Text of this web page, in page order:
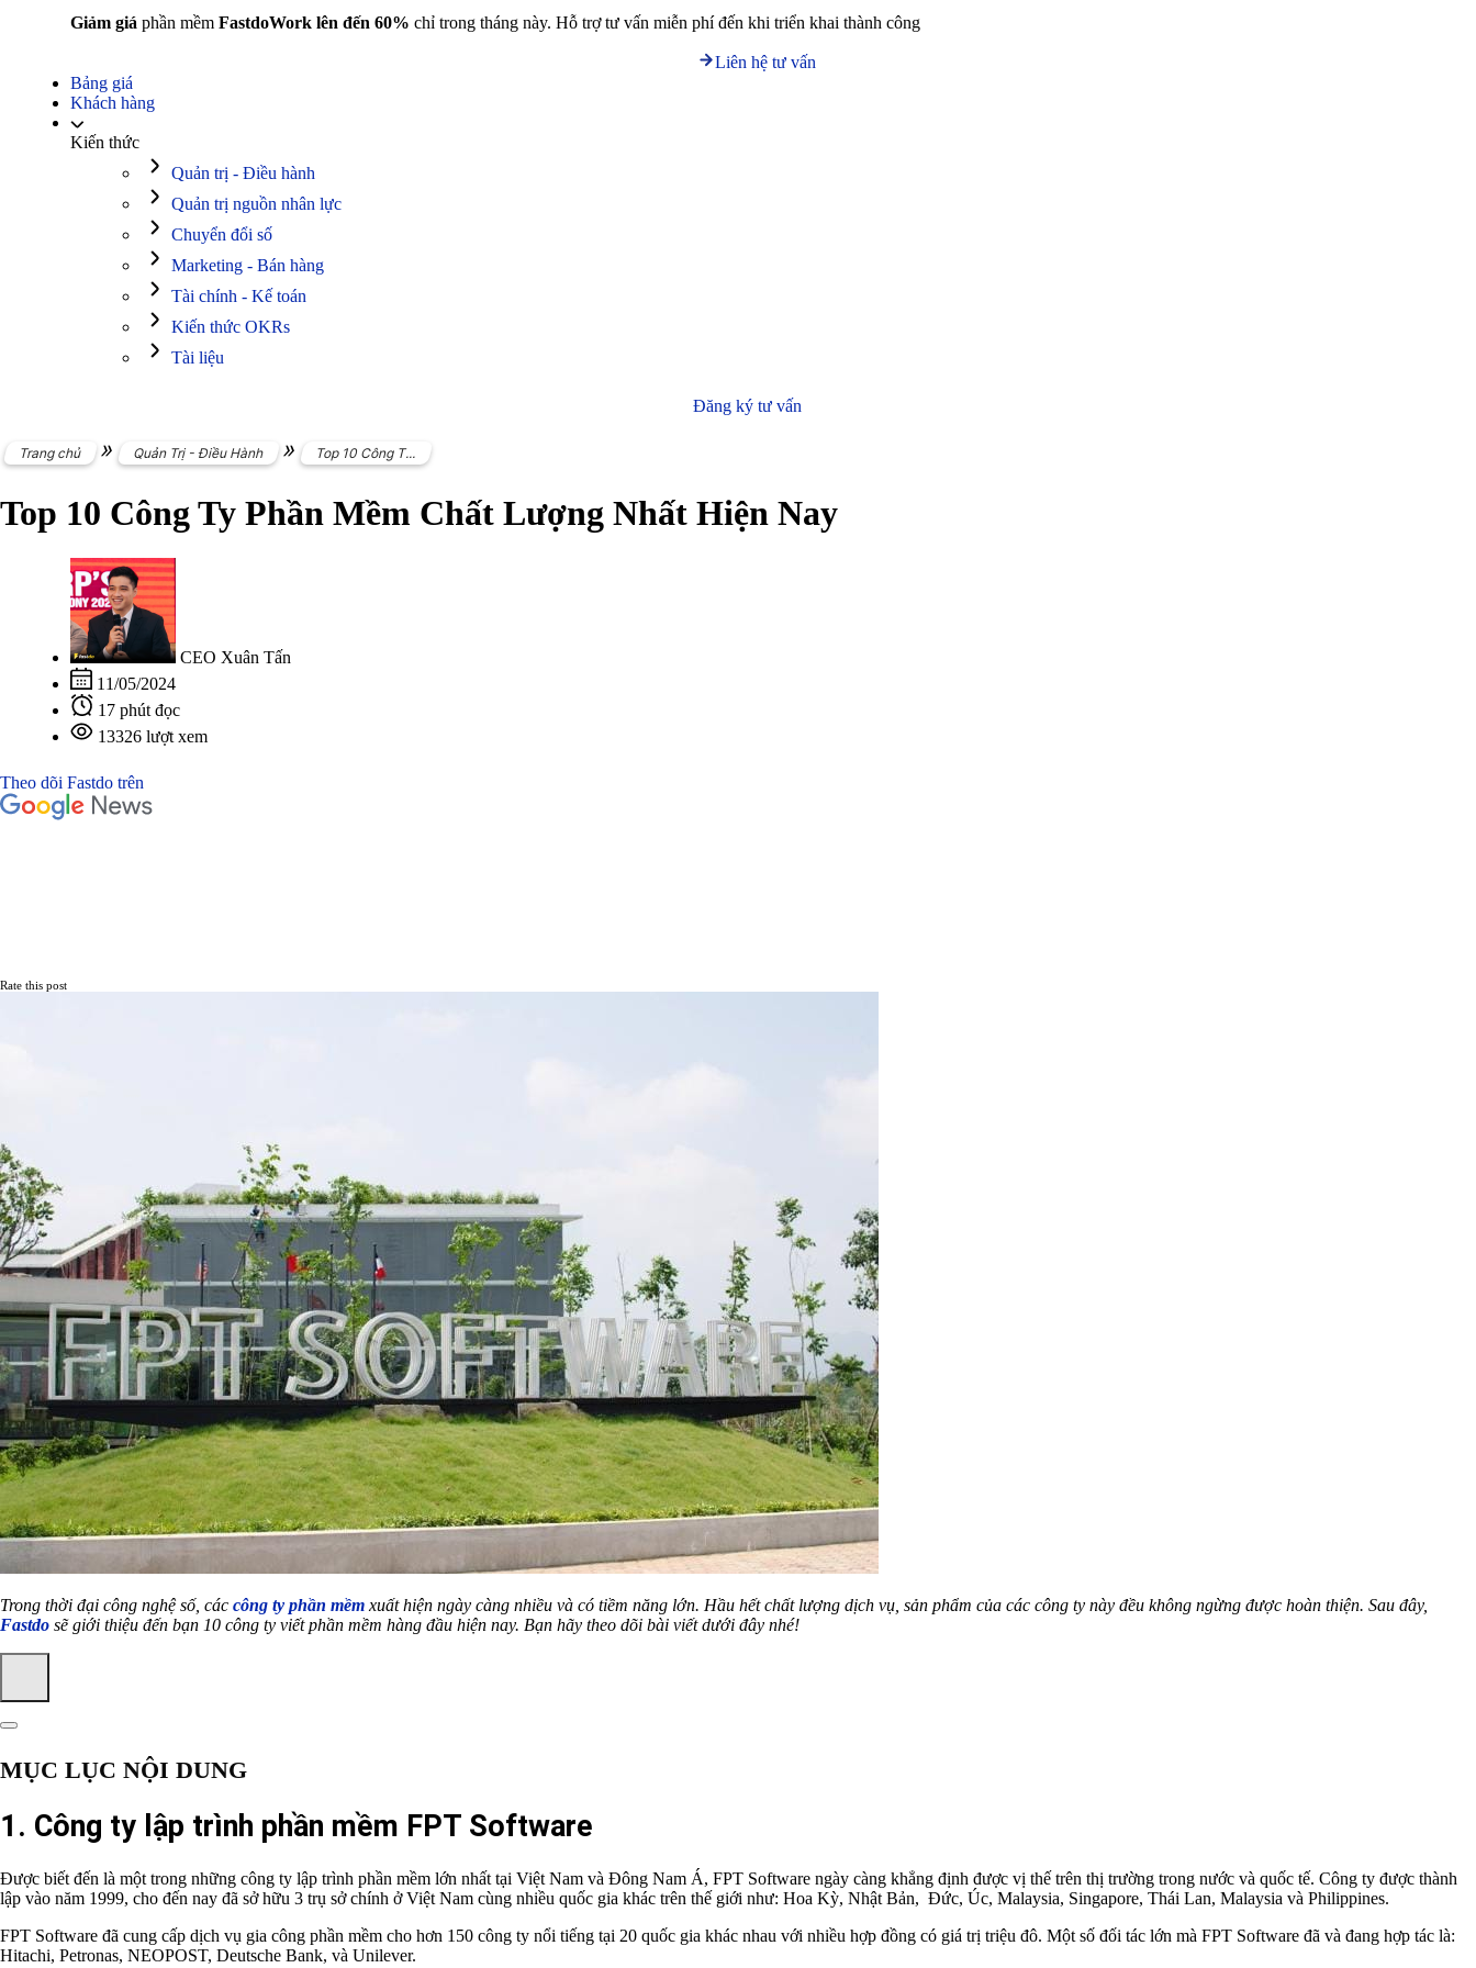
Giảm giá phần mềm FastdoWork lên đến 60% chỉ trong tháng này. Hỗ trợ tư vấn miễn phí đến khi triển khai thành công
Liên hệ tư vấn
Bảng giá
Khách hàng
Kiến thức
Quản trị - Điều hành
Quản trị nguồn nhân lực
Chuyển đổi số
Marketing - Bán hàng
Tài chính - Kế toán
Kiến thức OKRs
Tài liệu
Đăng ký tư vấn
Trang chủ » Quản Trị - Điều Hành » Top 10 Công T...
Top 10 Công Ty Phần Mềm Chất Lượng Nhất Hiện Nay
CEO Xuân Tấn
11/05/2024
17 phút đọc
13326 lượt xem
Theo dõi Fastdo trên
Rate this post
Trong thời đại công nghệ số, các công ty phần mềm xuất hiện ngày càng nhiều và có tiềm năng lớn. Hầu hết chất lượng dịch vụ, sản phẩm của các công ty này đều không ngừng được hoàn thiện. Sau đây,
Fastdo sẽ giới thiệu đến bạn 10 công ty viết phần mềm hàng đầu hiện nay. Bạn hãy theo dõi bài viết dưới đây nhé!
MỤC LỤC NỘI DUNG
1. Công ty lập trình phần mềm FPT Software
Được biết đến là một trong những công ty lập trình phần mềm lớn nhất tại Việt Nam và Đông Nam Á, FPT Software ngày càng khẳng định được vị thế trên thị trường trong nước và quốc tế. Công ty được thành
lập vào năm 1999, cho đến nay đã sở hữu 3 trụ sở chính ở Việt Nam cùng nhiều quốc gia khác trên thế giới như: Hoa Kỳ, Nhật Bản, Đức, Úc, Malaysia, Singapore, Thái Lan, Malaysia và Philippines.
FPT Software đã cung cấp dịch vụ gia công phần mềm cho hơn 150 công ty nổi tiếng tại 20 quốc gia khác nhau với nhiều hợp đồng có giá trị triệu đô. Một số đối tác lớn mà FPT Software đã và đang hợp tác là:
Hitachi, Petronas, NEOPOST, Deutsche Bank, và Unilever.